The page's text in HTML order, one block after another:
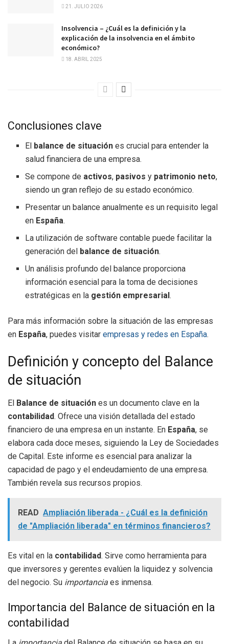
21. JULIO 2026
Insolvencia – ¿Cuál es la definición y la
explicación de la insolvencia en el ámbito
económico?
18. ABRIL 2025
Conclusiones clave
El balance de situación es crucial para entender la
salud financiera de una empresa.
Se compone de activos, pasivos y patrimonio neto,
siendo un gran reflejo de su estado económico.
Presentar un balance anualmente es un requisito legal
en España.
La utilización de software contable puede facilitar la
generación del balance de situación.
Un análisis profundo del balance proporciona
información esencial para la toma de decisiones
estratégicas en la gestión empresarial.
Para más información sobre la situación de las empresas
en España, puedes visitar empresas y redes en España.
Definición y concepto del Balance
de situación
El Balance de situación es un documento clave en la
contabilidad. Ofrece una visión detallada del estado
financiero de una empresa en un instante. En España, se
elabora cada doce meses, siguiendo la Ley de Sociedades
de Capital. Este informe es esencial para analizar la
capacidad de pago y el endeudamiento de una empresa.
También revela sus recursos propios.
READ Ampliación liberada - ¿Cuál es la definición
de "Ampliación liberada" en términos financieros?
Es vital en la contabilidad. Sirve como herramienta para
que inversores y gerentes evalúen la liquidez y solvencia
del negocio. Su importancia es inmensa.
Importancia del Balance de situación en la
contabilidad